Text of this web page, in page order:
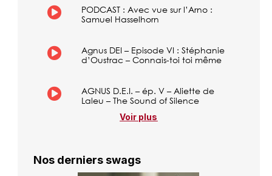
PODCAST : Avec vue sur l’Arno :
Samuel Hasselhorn
Agnus DEI – Episode VI : Stéphanie
d’Oustrac – Connais-toi toi même
AGNUS D.E.I. – ép. V – Aliette de
Laleu – The Sound of Silence
Voir plus
Nos derniers swags